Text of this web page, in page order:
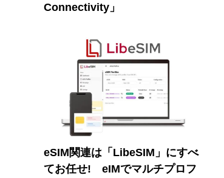
Connectivity」
eSIM関連は「LibeSIM」にすべ
てお任せ! eIMでマルチプロフ